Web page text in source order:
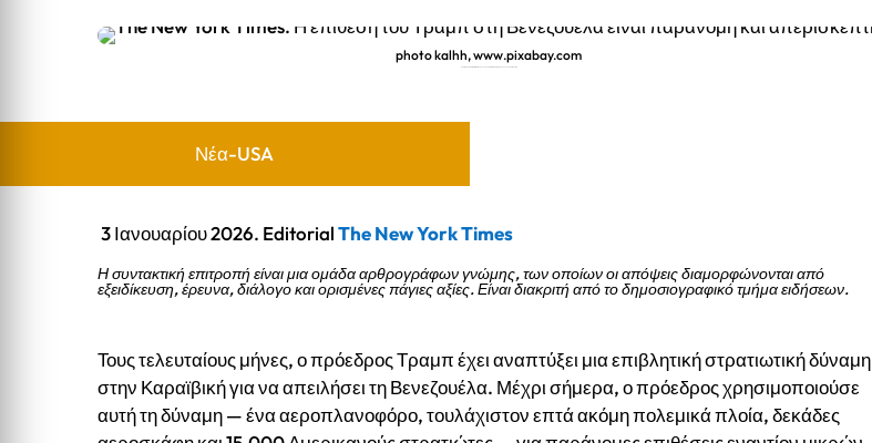
photo kalhh, www.pixabay.com
Νέα-USA
3 Ιανουαρίου 2026. EditorialThe New York Times
Η συντακτική επιτροπή είναι μια ομάδα αρθρογράφων γνώμης, των οποίων οι απόψεις διαμορφώνονται από
εξειδίκευση, έρευνα, διάλογο και ορισμένες πάγιες αξίες. Είναι διακριτή από το δημοσιογραφικό τμήμα ειδήσεων.
Τους τελευταίους μήνες, ο πρόεδρος Τραμπ έχει αναπτύξει μια επιβλητική στρατιωτική δύναμη
στην Καραϊβική για να απειλήσει τη Βενεζουέλα. Μέχρι σήμερα, ο πρόεδρος χρησιμοποιούσε
αυτή τη δύναμη — ένα αεροπλανοφόρο, τουλάχιστον επτά ακόμη πολεμικά πλοία, δεκάδες